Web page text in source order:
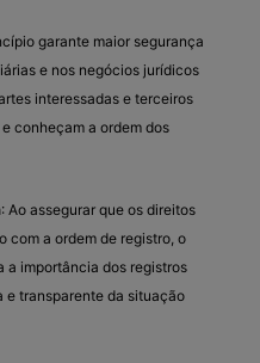
garante maior segurança
e nos negócios jurídicos
interessadas e terceiros
conheçam a ordem dos
: Ao assegurar que os direitos
com a ordem de registro, o
a importância dos registros
e transparente da situação